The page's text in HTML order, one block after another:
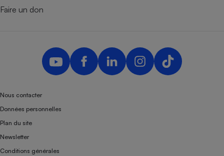
Faire un don
Nous contacter
Données personnelles
Plan du site
Newsletter
Conditions générales